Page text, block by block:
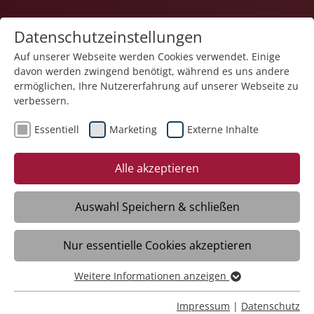
Teilhabe und Familie
Begleitetes Wohnen in Gastfamilien
Singen
Datenschutzeinstellungen
Auf unserer Webseite werden Cookies verwendet. Einige
davon werden zwingend benötigt, während es uns andere
ermöglichen, Ihre Nutzererfahrung auf unserer Webseite zu
verbessern.
Essentiell Marketing Externe Inhalte
Alle akzeptieren
Auswahl Speichern & schließen
Nur essentielle Cookies akzeptieren
Essentiell
Essentielle Cookies werden für grundlegende Funktionen
Weitere Informationen anzeigen
Impressum | Datenschutz